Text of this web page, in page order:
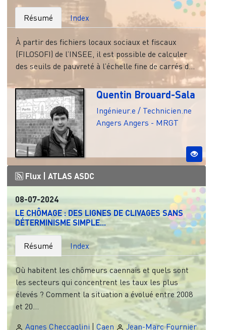
Résumé Index
À partir des fichiers locaux sociaux et fiscaux
(FILOSOFI) de l’INSEE, il est possible de calculer
des seuils de pauvreté à l’échelle fine de carrés d...
Quentin Brouard-Sala
Ingénieur.e / Technicien.ne
Angers Angers - MRGT
Flux | ATLAS ASDC
08-07-2024
LE CHÔMAGE : DES LIGNES DE CLIVAGES SANS
DÉTERMINISME SIMPLE...
Résumé Index
Où habitent les chômeurs caennais et quels sont
les secteurs qui concentrent les taux les plus
élevés ? Comment la situation a évolué entre 2008
et 20...
Agnes Checcaglini
Caen Jean-Marc Fournier